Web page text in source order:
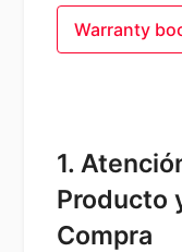
Warranty
1.
Producto
Compra